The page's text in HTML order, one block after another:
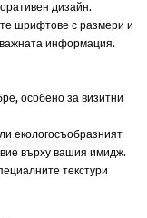
дизайн.
шрифтове с размери и
важната информация.
особено за визитни
екологосъобразният
върху вашия имидж.
текстури